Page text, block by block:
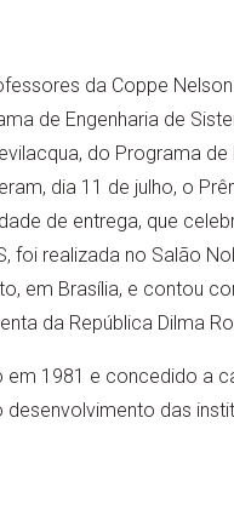
da Coppe
de Engenharia de
do Programa de
dia 11 de julho, o
de entrega, que
foi realizada no Salão
em Brasília, e contou
da República Dilma
em 1981 e concedido a
das